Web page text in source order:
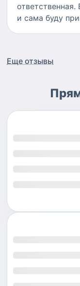
и сама буду
Еще отзывы